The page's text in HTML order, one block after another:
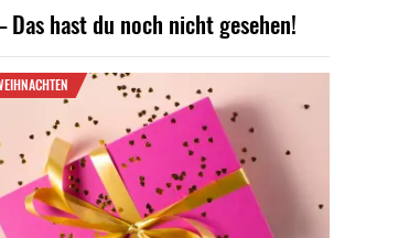
Das hast du noch nicht gesehen!